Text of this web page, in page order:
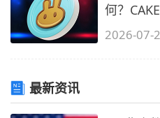
何？
2026-07-
最新资讯